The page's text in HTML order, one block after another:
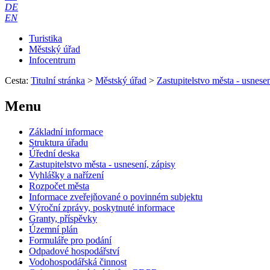
DE
EN
Turistika
Městský úřad
Infocentrum
Cesta: Titulní stránka > Městský úřad > Zastupitelstvo města -
Menu
Základní informace
Struktura úřadu
Úřední deska
Zastupitelstvo města - usnesení, zápisy
Vyhlášky a nařízení
Rozpočet města
Informace zveřejňované o povinném subjektu
Výroční zprávy, poskytnuté informace
Granty, příspěvky
Územní plán
Formuláře pro podání
Odpadové hospodářství
Vodohospodářská činnost